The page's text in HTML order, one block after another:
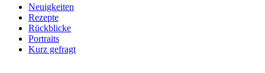
Neuigkeiten
Rezepte
Rückblicke
Portraits
Kurz gefragt